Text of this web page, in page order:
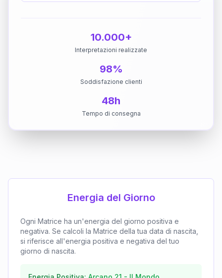
10.000+
Interpretazioni realizzate
98%
Soddisfazione clienti
48h
Tempo di consegna
Energia del Giorno
Ogni Matrice ha un'energia del giorno positiva e
negativa. Se calcoli la Matrice della tua data di nascita,
si riferisce all'energia positiva e negativa del tuo
giorno di nascita.